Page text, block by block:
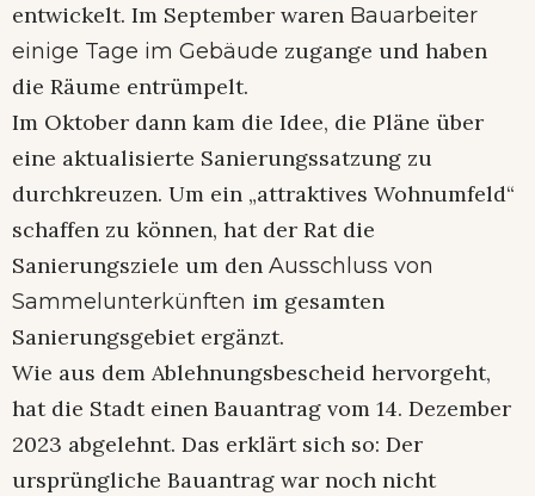
entwickelt. Im September waren Bauarbeiter
einige Tage im Gebäude zugange und haben
die Räume entrümpelt.
Im Oktober dann kam die Idee, die Pläne über
eine aktualisierte Sanierungssatzung zu
durchkreuzen. Um ein „attraktives Wohnumfeld“
schaffen zu können, hat der Rat die
Sanierungsziele um den Ausschluss von
Sammelunterkünften im gesamten
Sanierungsgebiet ergänzt.
Wie aus dem Ablehnungsbescheid hervorgeht,
hat die Stadt einen Bauantrag vom 14. Dezember
2023 abgelehnt. Das erklärt sich so: Der
ursprüngliche Bauantrag war noch nicht